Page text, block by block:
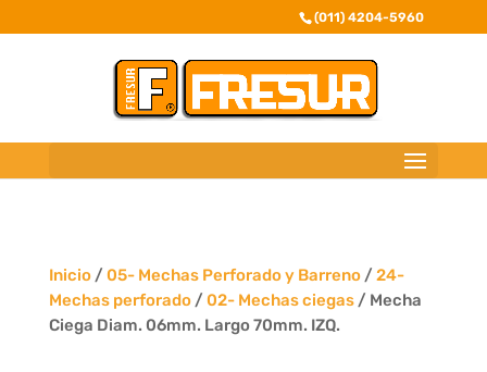
(011) 4204-5960
Inicio/ 05- Mechas Perforado y Barreno/ 24-
Mechas perforado/ 02- Mechas ciegas/ Mecha
Ciega Diam. 06mm. Largo 70mm. IZQ.